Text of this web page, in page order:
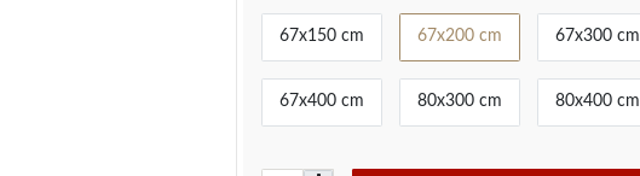
67x150 cm 67x200 cm 67x300 cm
67x400 cm 80x300 cm 80x400 cm